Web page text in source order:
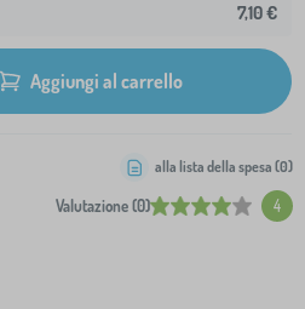
7,10 €
Aggiungi al carrello
Valutazione (0) 4
alla lista della spesa (0)